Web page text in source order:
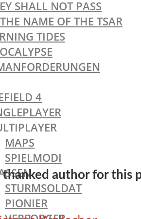
SHALL NOT PASS
NAME OF THE TSAR
TIDES
4
MAPS
SPIELMODI
STURMSOLDAT
PIONIER
thanked author for this